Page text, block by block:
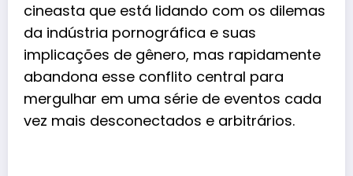
cineasta que está lidando com os dilemas
da indústria pornográfica e suas
implicações de gênero, mas rapidamente
abandona esse conflito central para
mergulhar em uma série de eventos cada
vez mais desconectados e arbitrários.